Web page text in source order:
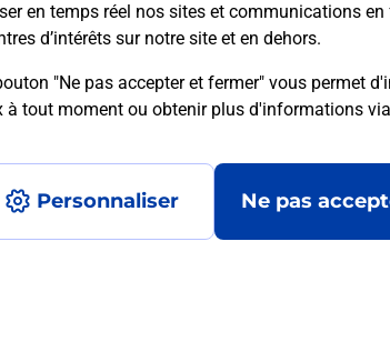
en temps réel nos sites et communications
d’intérêts sur notre site et en dehors.
"Ne pas accepter et fermer" vous permet
tout moment ou obtenir plus d'informations via
Personnaliser Ne pas
posées